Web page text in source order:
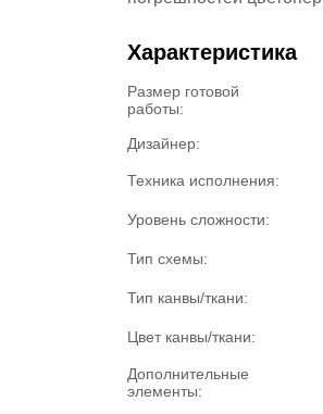
Характеристика
Размер готовой
работы:
Дизайнер:
Техника исполнения:
Уровень сложности:
Тип схемы:
Тип канвы/ткани:
Цвет канвы/ткани:
Дополнительные
элементы: